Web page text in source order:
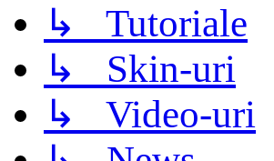
↳ Tutoriale
↳ Skin-uri
↳ Video-uri